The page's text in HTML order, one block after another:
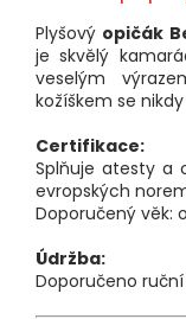
Plyšový opičák
je skvělý
veselým
kožíškem se
Certifikace:
Splňuje atesty a
evropských norem
Doporučený věk:
Údržba:
Doporučeno